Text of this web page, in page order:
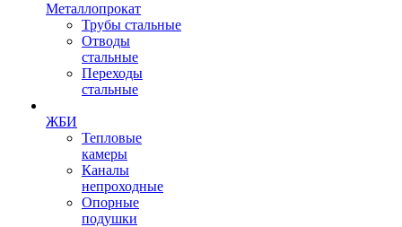
Металлопрокат
Трубы стальные
Отводы
стальные
Переходы
стальные
ЖБИ
Тепловые
камеры
Каналы
непроходные
Опорные
подушки